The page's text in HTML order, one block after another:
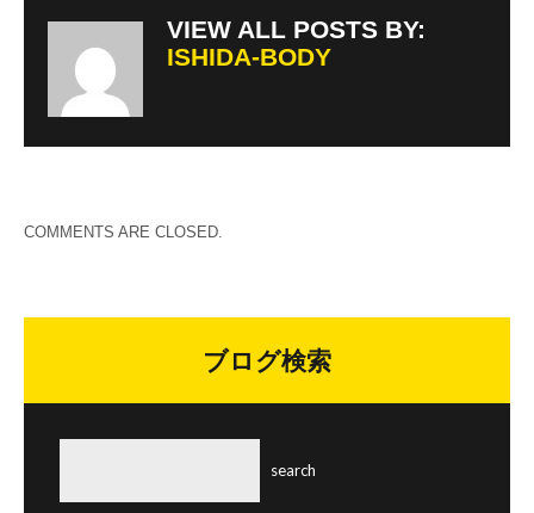
VIEW ALL POSTS BY:
ISHIDA-BODY
COMMENTS ARE CLOSED.
ブログ検索